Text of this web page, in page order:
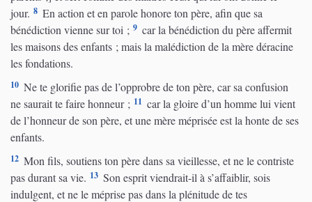
jour. 8 En action et en parole honore ton père, afin que sa
bénédiction vienne sur toi ; 9 car la bénédiction du père affermit
les maisons des enfants ; mais la malédiction de la mère déracine
les fondations.
10 Ne te glorifie pas de l’opprobre de ton père, car sa confusion
ne saurait te faire honneur ; 11 car la gloire d’un homme lui vient
de l’honneur de son père, et une mère méprisée est la honte de ses
enfants.
12 Mon fils, soutiens ton père dans sa vieillesse, et ne le contriste
pas durant sa vie. 13 Son esprit viendrait-il à s’affaiblir, sois
indulgent, et ne le méprise pas dans la plénitude de tes